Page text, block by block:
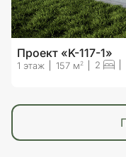
Проект «K-117-1»
1 этаж 157 м2 2